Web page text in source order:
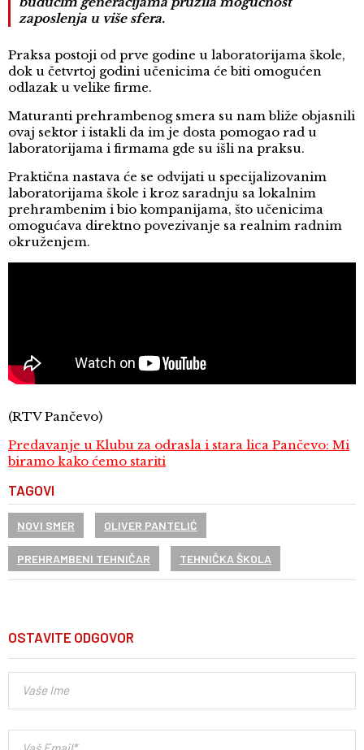
zaposlenja u više sfera.
Praksa postoji od prve godine u laboratorijama škole,
dok u četvrtoj godini učenicima će biti omogućen
odlazak u velike firme.
Maturanti prehrambenog smera su nam bliže objasnili
ovaj sektor i istakli da im je dosta pomogao rad u
laboratorijama i firmama gde su išli na praksu.
Praktična nastava će se odvijati u specijalizovanim
laboratorijama škole i kroz saradnju sa lokalnim
prehrambenim i bio kompanijama, što učenicima
omogućava direktno povezivanje sa realnim radnim
okruženjem.
(RTV Pančevo)
Predavanje u Klubu za odrasla i stara lica Pančevo: Mi
biramo kako ćemo stariti
TAGOVI
NOVI SMER OLIVER PANTELIĆ
PREHRAMBENI TEHNIČAR TEHNIČKA ŠKOLA
OSTAVITE ODGOVOR